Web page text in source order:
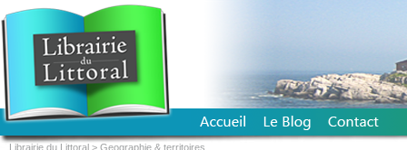
Librairie du Littoral > Geographie & territoires